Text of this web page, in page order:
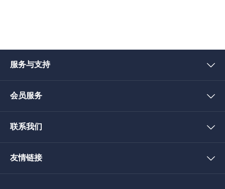
服务与支持
会员服务
联系我们
友情链接